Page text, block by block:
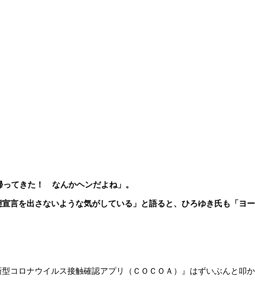
ってきた！ なんかヘンだよね」。
言を出さないような気がしている」と語ると、 ひろゆき氏も「ヨー
コロナウイルス接触確認アプリ（ＣＯＣＯＡ）』はずいぶんと叩か